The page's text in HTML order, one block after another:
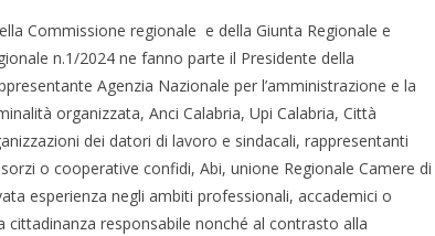
Commissione regionale e della Giunta Regionale e
n.1/2024 ne fanno parte il Presidente della
Agenzia Nazionale per l’amministrazione e la
organizzata, Anci Calabria, Upi Calabria, Città
dei datori di lavoro e sindacali, rappresentanti
o cooperative confidi, Abi, unione Regionale Camere di
esperienza negli ambiti professionali, accademici o
cittadinanza responsabile nonché al contrasto alla